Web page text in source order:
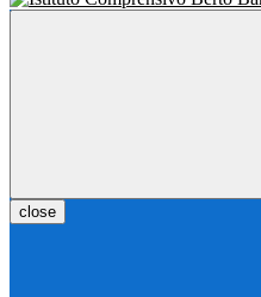
close